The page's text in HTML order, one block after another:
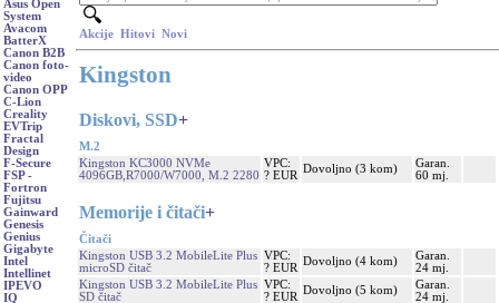
Asus Open
System
Avacom
BatterX
Canon B2B
Canon foto-
video
Canon OPP
C-Lion
Creality
EVTrip
Fractal
Design
F-Secure
FSP -
Fortron
Fujitsu
Gainward
Genesis
Genius
Gigabyte
Intel
Intellinet
IPEVO
IQ
Akcije Hitovi Novi
Kingston
Diskovi, SSD+
M.2
Kingston KC3000 NVMe
4096GB,R7000/W7000, M.2 2280
VPC:
? EUR
Dovoljno (3 kom)
Garan.
60 mj.
Memorije i čitači+
Čitači
Kingston USB 3.2 MobileLite Plus
microSD čitač
VPC:
? EUR
Dovoljno (4 kom)
Garan.
24 mj.
Kingston USB 3.2 MobileLite Plus
SD čitač
VPC:
? EUR
Dovoljno (5 kom)
Garan.
24 mj.